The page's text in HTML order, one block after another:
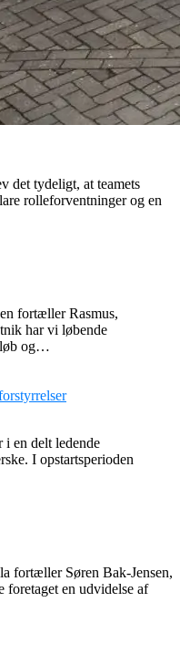
det tydeligt, at teamets
rolleforventninger og en
fortæller Rasmus,
har vi løbende
og…
i en delt ledende
I opstartsperioden
fortæller Søren Bak-Jensen,
foretaget en udvidelse af